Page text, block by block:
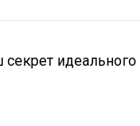
секрет идеального